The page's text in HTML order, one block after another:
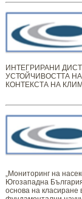
ИНТЕГРИРАНИ
УСТОЙЧИВОСТТА
КОНТЕКСТА НА
„Мониторинг ​​​на
Югозападна
основа на класиране